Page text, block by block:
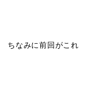
ちなみに前回がこれ